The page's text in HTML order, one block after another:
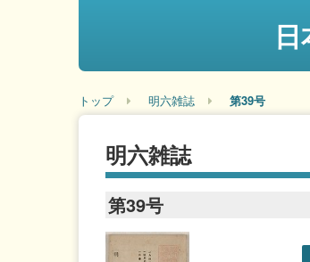
トップ 明六雑誌 第39号
明六雑誌
第39号